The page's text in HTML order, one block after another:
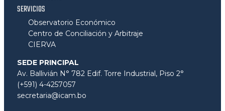
SERVICIOS
Observatorio Económico
Centro de Conciliación y Arbitraje
CIERVA
SEDE PRINCIPAL
Av. Ballivián N° 782 Edif. Torre Industrial, Piso 2°
(+591) 4-4257057
secretaria@icam.bo